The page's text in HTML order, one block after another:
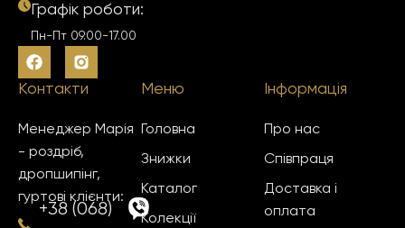
Графік роботи:
Пн-Пт 09.00-17.00
Меню
Головна
Знижки
Каталог
Колекції
Інформація
Про нас
Співпраця
Доставка і
оплата
Контакти
Менеджер Марія
- роздріб,
дропшипінг,
гуртові клієнти:
+38 (068)